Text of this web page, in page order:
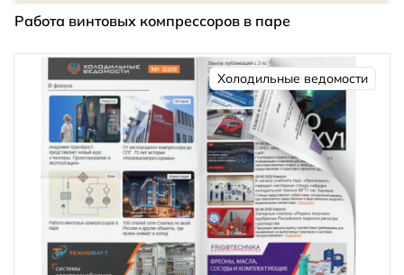
Работа винтовых компрессоров в паре
Холодильные ведомости